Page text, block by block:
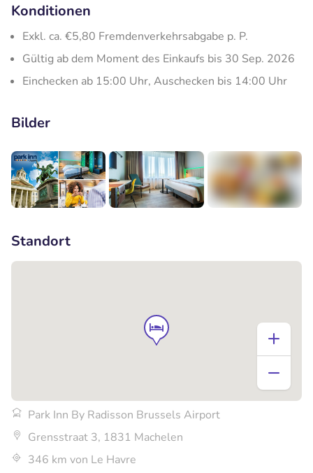
Konditionen
Exkl. ca. €5,80 Fremdenverkehrsabgabe p. P.
Gültig ab dem Moment des Einkaufs bis 30 Sep. 2026
Einchecken ab 15:00 Uhr, Auschecken bis 14:00 Uhr
Bilder
Standort
Park Inn By Radisson Brussels Airport
Grensstraat 3, 1831 Machelen
346 km von Le Havre